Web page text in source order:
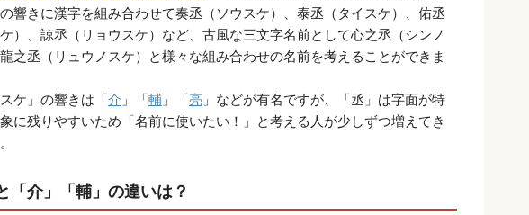
響きに漢字を組み合わせて奏丞（ソウスケ）、泰丞（タイスケ）、佑丞
）、諒丞（リョウスケ）など、古風な三文字名前として心之丞（シンノ
之丞（リュウノスケ）と様々な組み合わせの名前を考えることができま
ケ」の響きは「介 」「輔 」「亮 」などが有名ですが、「丞」は字面が特
に残りやすいため「名前に使いたい！」と考える人が少しずつ増えてき
「介」「輔」の違いは？